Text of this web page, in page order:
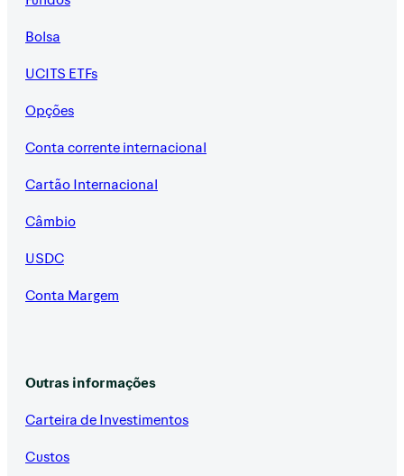
Bolsa
UCITS ETFs
Opções
Conta corrente internacional
Cartão Internacional
Câmbio
USDC
Conta Margem
Outras informações
Carteira de Investimentos
Custos